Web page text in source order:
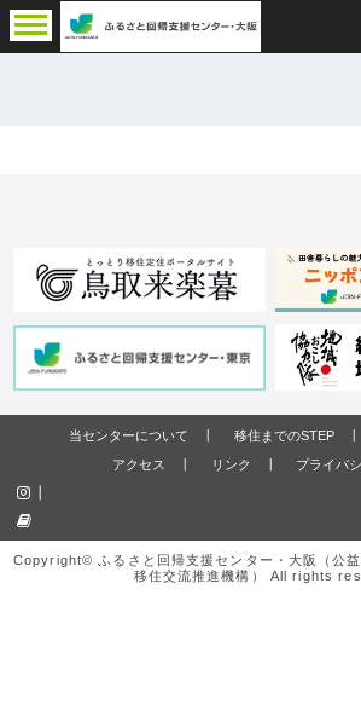
当センターについて 移住までのSTEP
アクセス
リンク プライバ
Copyright© ふるさと回帰支援センター・大阪（公益
移住交流推進機構） All rights